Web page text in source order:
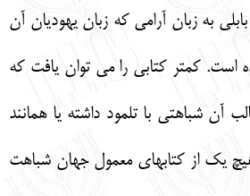
به زبان آرامي كه زبان يهوديان آن
است. كمتر كتابي را مي توان يافت كه
آن شباهتي با تلمود داشته يا همانند
يك از كتابهاي معمول جهان شباهت